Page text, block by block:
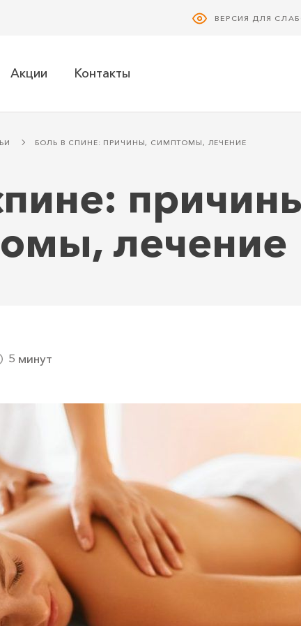
ВЕРСИЯ ДЛЯ
Акции Контакты
БОЛЬ В СПИНЕ: ПРИЧИНЫ, СИМПТОМЫ, ЛЕЧЕНИЕ
лечение
5 минут